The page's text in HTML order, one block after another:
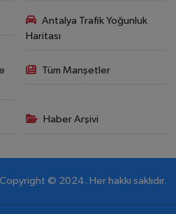
Antalya Trafik Yoğunluk
Haritası
Tüm Manşetler
Haber Arşivi
© 2024. Her hakkı saklıdır.